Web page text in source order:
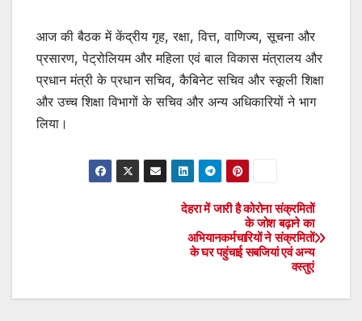
आज की बैठक में केंद्रीय गृह, रक्षा, वित्त, वाणिज्य, सूचना और
प्रसारण, पेट्रोलियम और महिला एवं बाल विकास मंत्रालय और
प्रधान मंत्री के प्रधान सचिव, कैबिनेट सचिव और स्कूली शिक्षा
और उच्च शिक्षा विभागों के सचिव और अन्य अधिकारियों ने भाग
लिया।
देहरा में जारी है कोरोना संक्रमितों
के जोश बढ़ाने का
अभियानकर्मचारियों ने संक्रमितों
के घर पहुंचाई सबजियां एवं अन्य
वस्तुएं